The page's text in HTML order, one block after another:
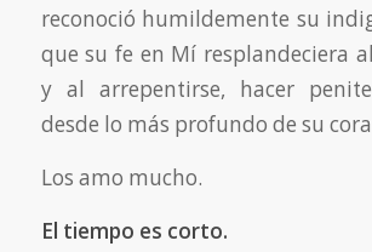
reconoció humildemente su
que su fe en Mí resplandeciera
y al arrepentirse, hacer
desde lo más profundo de su
Los amo mucho.
El tiempo es corto.